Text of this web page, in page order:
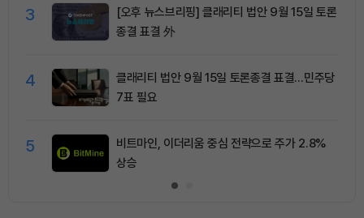
3
[오후 뉴스브리핑] 클래리티 법안 9월 15일 토론
종결 표결 外
4
클래리티 법안 9월 15일 토론종결 표결…민주당
7표 필요
5
비트마인, 이더리움 중심 전략으로 주가 2.8%
상승